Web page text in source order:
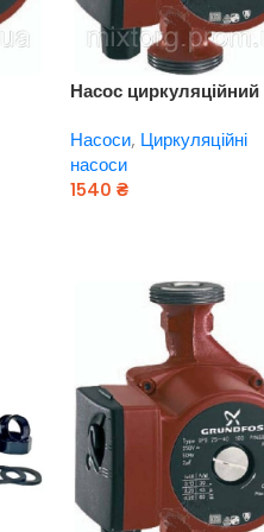
Насос циркуляційний
130 (Сербія) МЕДЬ!
Насоси, Циркуляційні
насоси
1540 ₴